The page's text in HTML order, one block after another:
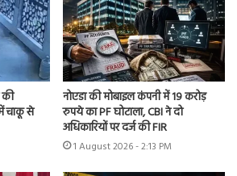
की
चाकू से
नोएडा की मोबाइल कंपनी में 19 करोड़
रुपये का PF घोटाला, CBI ने दो
अधिकारियों पर दर्ज की FIR
1 August 2026 - 2:13 PM